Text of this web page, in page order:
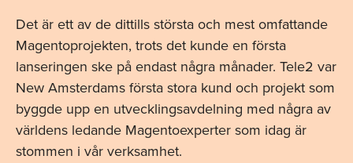
Det är ett av de dittills största och mest omfattande
Magentoprojekten, trots det kunde en första
lanseringen ske på endast några månader. Tele2 var
New Amsterdams första stora kund och projekt som
byggde upp en utvecklingsavdelning med några av
världens ledande Magentoexperter som idag är
stommen i vår verksamhet.